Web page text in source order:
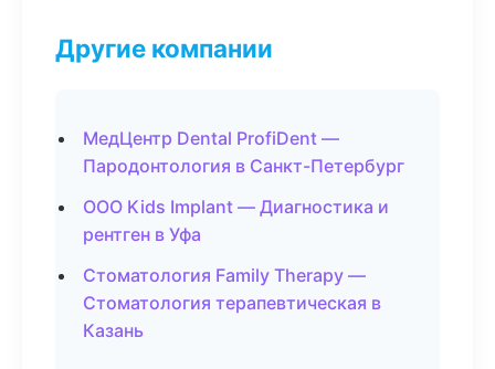
Другие компании
МедЦентр Dental ProfiDent —
Пародонтология в Санкт-Петербург
ООО Kids Implant — Диагностика и
рентген в Уфа
Стоматология Family Therapy —
Стоматология терапевтическая в
Казань